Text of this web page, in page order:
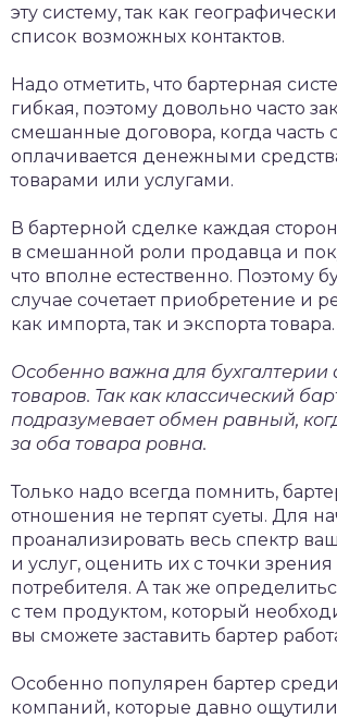
эту систему, так как
список возможных контактов.
Надо отметить, что бартерная
гибкая, поэтому довольно часто
смешанные договора, когда часть
оплачивается денежными
товарами или услугами.
В бартерной сделке каждая
в смешанной роли продавца и
что вполне естественно. Поэтому
случае сочетает приобретение и
как импорта, так и экспорта товара.
Особенно важна для бухгалтерии
товаров. Так как классический
подразумевает обмен равный,
за оба товара ровна.
Только надо всегда помнить,
отношения не терпят суеты. Для
проанализировать весь спектр
и услуг, оценить их с точки
потребителя. А так же
с тем продуктом, который
вы сможете заставить бартер
Особенно популярен бартер
компаний, которые давно ощутили